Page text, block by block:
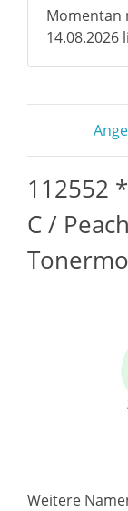
Momentan
14.08.2026
112552
C /
Weitere